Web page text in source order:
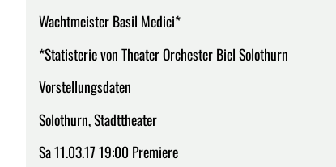
Wachtmeister Basil Medici*
*Statisterie von Theater Orchester Biel Solothurn
Vorstellungsdaten
Solothurn, Stadttheater
Sa 11.03.17 19:00 Premiere